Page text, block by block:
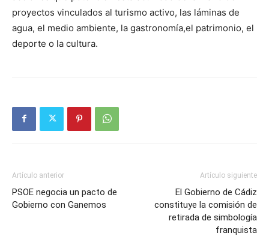
proyectos vinculados al turismo activo, las láminas de
agua, el medio ambiente, la gastronomía,el patrimonio, el
deporte o la cultura.
Artículo anterior
PSOE negocia un pacto de
Gobierno con Ganemos
Artículo siguiente
El Gobierno de Cádiz
constituye la comisión de
retirada de simbología
franquista